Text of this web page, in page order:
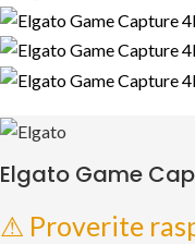
Elgato Game
⚠ Proverite